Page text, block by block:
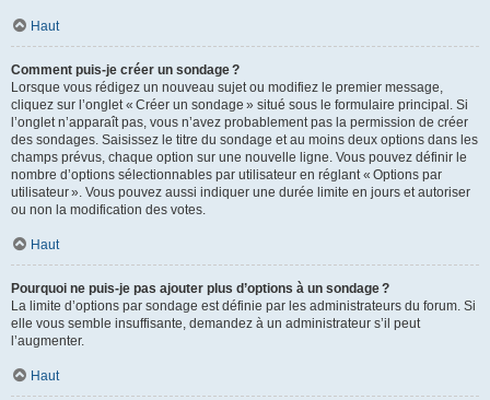
Haut
Comment puis-je créer un sondage ?
Lorsque vous rédigez un nouveau sujet ou modifiez le premier message,
cliquez sur l’onglet « Créer un sondage » situé sous le formulaire principal. Si
l’onglet n’apparaît pas, vous n’avez probablement pas la permission de créer
des sondages. Saisissez le titre du sondage et au moins deux options dans les
champs prévus, chaque option sur une nouvelle ligne. Vous pouvez définir le
nombre d’options sélectionnables par utilisateur en réglant « Options par
utilisateur ». Vous pouvez aussi indiquer une durée limite en jours et autoriser
ou non la modification des votes.
Haut
Pourquoi ne puis-je pas ajouter plus d’options à un sondage ?
La limite d’options par sondage est définie par les administrateurs du forum. Si
elle vous semble insuffisante, demandez à un administrateur s’il peut
l’augmenter.
Haut